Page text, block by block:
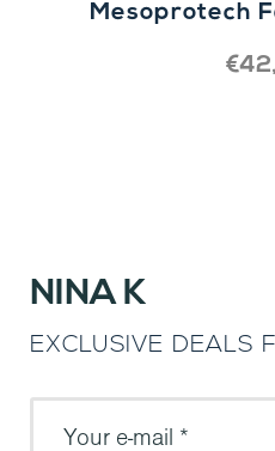
Mesoprotech
€
NINA K
EXCLUSIVE DEALS